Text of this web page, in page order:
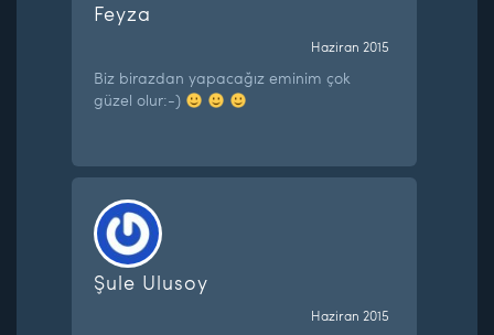
Feyza
Haziran 2015
Biz birazdan yapacağız eminim çok
güzel olur:-)
Şule Ulusoy
Haziran 2015